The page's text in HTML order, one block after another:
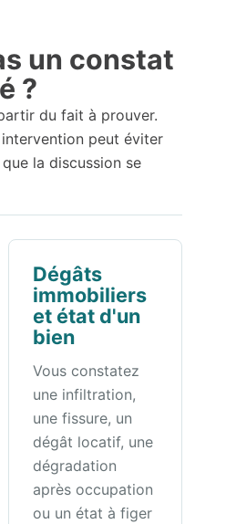
un constat
?
du fait à prouver.
peut éviter
la discussion se
Dégâts
immobiliers
et état d'un
bien
Vous constatez
une infiltration,
une fissure, un
dégât locatif, une
dégradation
après occupation
ou un état à figer